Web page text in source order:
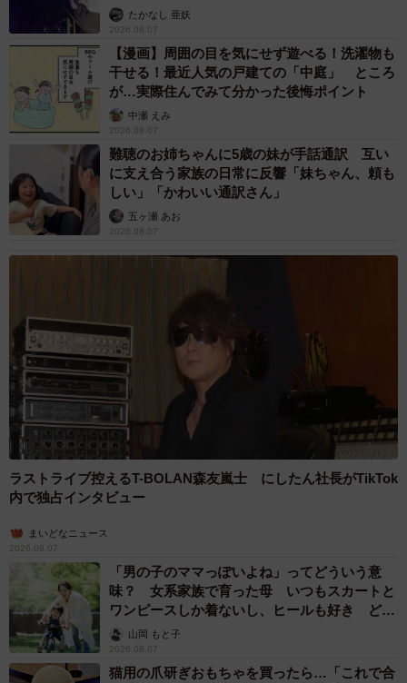
たかなし 亜妖
2026.08.07
【漫画】周囲の目を気にせず遊べる！洗濯物も
干せる！最近人気の戸建ての「中庭」 ところ
が…実際住んでみて分かった後悔ポイント
中瀬 えみ
2026.08.07
難聴のお姉ちゃんに5歳の妹が手話通訳 互い
に支え合う家族の日常に反響「妹ちゃん、頼も
しい」「かわいい通訳さん」
五ヶ瀬 あお
2026.08.07
ラストライブ控えるT-BOLAN森友嵐士 にしたん社長がTikTok
内で独占インタビュー
まいどなニュース
2026.08.07
「男の子のママっぽいよね」ってどういう意
味？ 女系家族で育った母 いつもスカートと
ワンピースしか着ないし、ヒールも好き どの
へんが…
山岡 もと子
2026.08.07
猫用の爪研ぎおもちゃを買ったら…「これで合